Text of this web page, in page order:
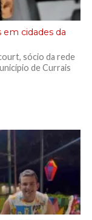
cidades da
sócio da rede
de Currais